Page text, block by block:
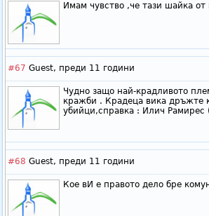
Имам чувство ,че тази шайка
#67 Guest, преди 11 години
Чудно защо най-крадливото
кражби . Крадеца вика дръжте
убийци,справка : Илич
#68 Guest, преди 11 години
Кое вИ е правото дело бре